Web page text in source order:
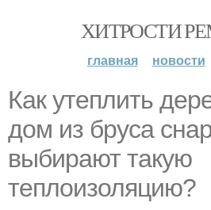
ХИТРОСТИ
главная новости
Как утеплить
дом из бруса
выбирают такую
теплоизоляцию?